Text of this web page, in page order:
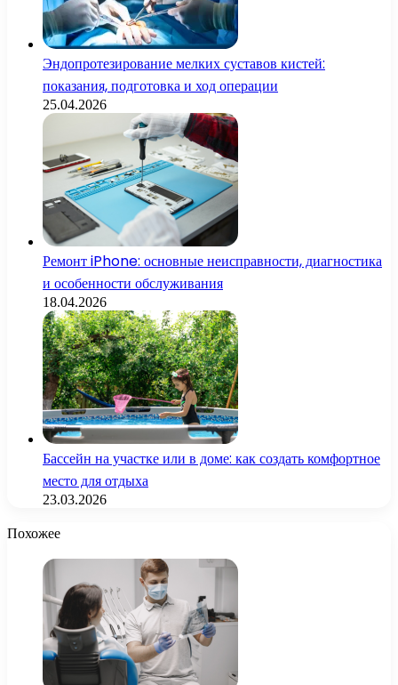
Эндопротезирование мелких суставов кистей:
показания, подготовка и ход операции
25.04.2026
Ремонт iPhone: основные неисправности, диагностика
и особенности обслуживания
18.04.2026
Бассейн на участке или в доме: как создать комфортное
место для отдыха
23.03.2026
Похожее